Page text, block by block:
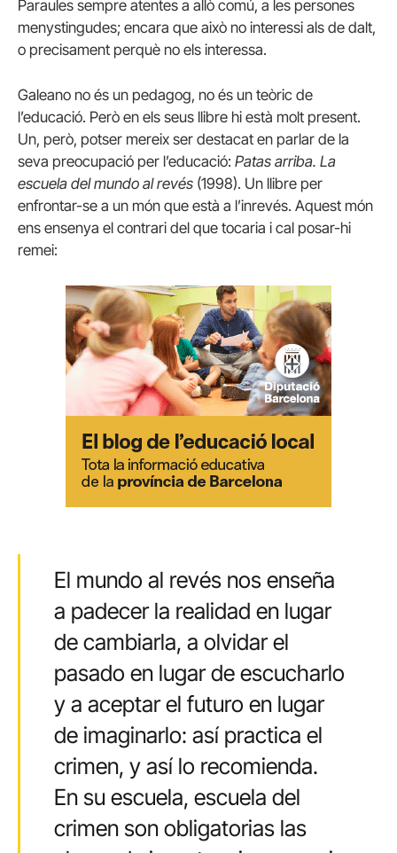
Paraules sempre atentes a allò comú, a les persones
menystingudes; encara que això no interessi als de dalt,
o precisament perquè no els interessa.
Galeano no és un pedagog, no és un teòric de
l’educació. Però en els seus llibre hi està molt present.
Un, però, potser mereix ser destacat en parlar de la
seva preocupació per l’educació: Patas arriba. La
escuela del mundo al revés (1998). Un llibre per
enfrontar-se a un món que està a l’inrevés. Aquest món
ens ensenya el contrari del que tocaria i cal posar-hi
remei:
El mundo al revés nos enseña
a padecer la realidad en lugar
de cambiarla, a olvidar el
pasado en lugar de escucharlo
y a aceptar el futuro en lugar
de imaginarlo: así practica el
crimen, y así lo recomienda.
En su escuela, escuela del
crimen son obligatorias las